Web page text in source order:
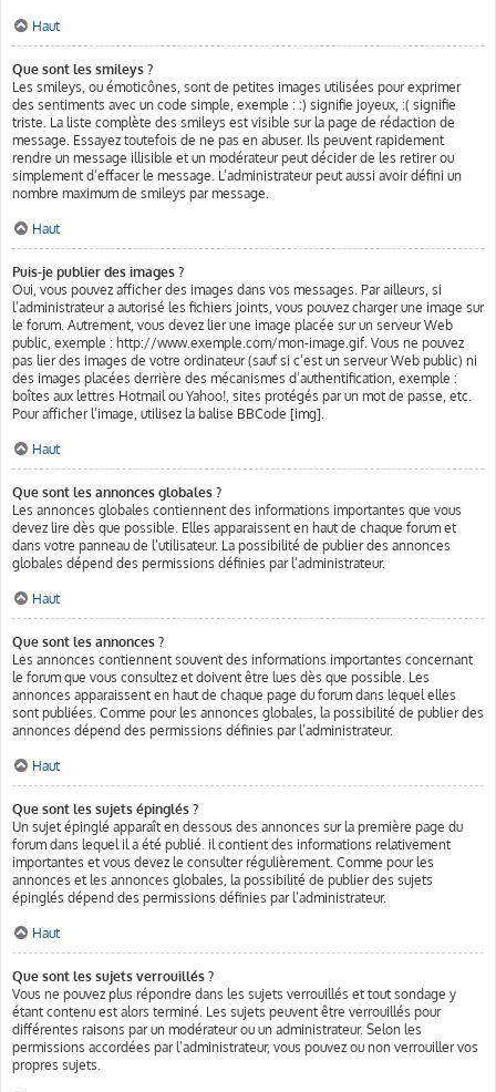
Haut
Que sont les smileys ?
Les smileys, ou émoticônes, sont de petites images utilisées pour exprimer
des sentiments avec un code simple, exemple : :) signifie joyeux, :( signifie
triste. La liste complète des smileys est visible sur la page de rédaction de
message. Essayez toutefois de ne pas en abuser. Ils peuvent rapidement
rendre un message illisible et un modérateur peut décider de les retirer ou
simplement d’effacer le message. L’administrateur peut aussi avoir défini un
nombre maximum de smileys par message.
Haut
Puis-je publier des images ?
Oui, vous pouvez afficher des images dans vos messages. Par ailleurs, si
l’administrateur a autorisé les fichiers joints, vous pouvez charger une image sur
le forum. Autrement, vous devez lier une image placée sur un serveur Web
public, exemple : http://www.exemple.com/mon-image.gif. Vous ne pouvez
pas lier des images de votre ordinateur (sauf si c’est un serveur Web public) ni
des images placées derrière des mécanismes d’authentification, exemple :
boîtes aux lettres Hotmail ou Yahoo!, sites protégés par un mot de passe, etc.
Pour afficher l’image, utilisez la balise BBCode [img].
Haut
Que sont les annonces globales ?
Les annonces globales contiennent des informations importantes que vous
devez lire dès que possible. Elles apparaissent en haut de chaque forum et
dans votre panneau de l’utilisateur. La possibilité de publier des annonces
globales dépend des permissions définies par l’administrateur.
Haut
Que sont les annonces ?
Les annonces contiennent souvent des informations importantes concernant
le forum que vous consultez et doivent être lues dès que possible. Les
annonces apparaissent en haut de chaque page du forum dans lequel elles
sont publiées. Comme pour les annonces globales, la possibilité de publier des
annonces dépend des permissions définies par l’administrateur.
Haut
Que sont les sujets épinglés ?
Un sujet épinglé apparaît en dessous des annonces sur la première page du
forum dans lequel il a été publié. il contient des informations relativement
importantes et vous devez le consulter régulièrement. Comme pour les
annonces et les annonces globales, la possibilité de publier des sujets
épinglés dépend des permissions définies par l’administrateur.
Haut
Que sont les sujets verrouillés ?
Vous ne pouvez plus répondre dans les sujets verrouillés et tout sondage y
étant contenu est alors terminé. Les sujets peuvent être verrouillés pour
différentes raisons par un modérateur ou un administrateur. Selon les
permissions accordées par l’administrateur, vous pouvez ou non verrouiller vos
propres sujets.